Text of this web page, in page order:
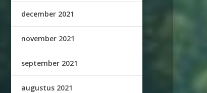
december 2021
november 2021
september 2021
augustus 2021